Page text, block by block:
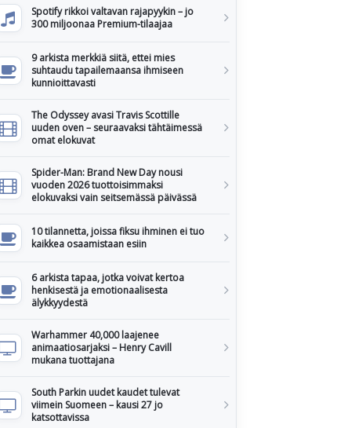
Spotify rikkoi valtavan rajapyykin – jo
300 miljoonaa Premium-tilaajaa
9 arkista merkkiä siitä, ettei mies
suhtaudu tapailemaansa ihmiseen
kunnioittavasti
The Odyssey avasi Travis Scottille
uuden oven – seuraavaksi tähtäimessä
omat elokuvat
Spider-Man: Brand New Day nousi
vuoden 2026 tuottoisimmaksi
elokuvaksi vain seitsemässä päivässä
10 tilannetta, joissa fiksu ihminen ei tuo
kaikkea osaamistaan esiin
6 arkista tapaa, jotka voivat kertoa
henkisestä ja emotionaalisesta
älykkyydestä
Warhammer 40,000 laajenee
animaatiosarjaksi – Henry Cavill
mukana tuottajana
South Parkin uudet kaudet tulevat
viimein Suomeen – kausi 27 jo
katsottavissa